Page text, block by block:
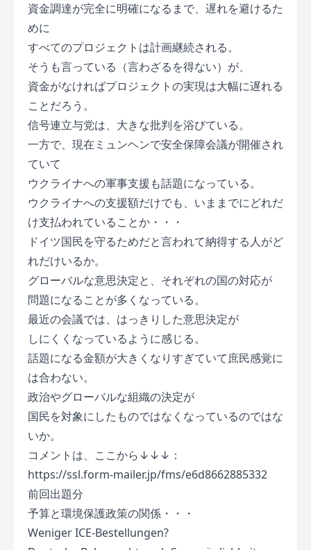
資金調達が完全に明確になるまで、遅れを避けるた
めに
すべてのプロジェクトは計画継続される。
そうも言っている（言わざるを得ない）が、
資金がなければプロジェクトの実現は大幅に遅れる
ことだろう。
信号連立与党は、大きな批判を浴びている。
一方で、現在ミュンヘンで安全保障会議が開催され
ていて
ウクライナへの軍事支援も話題になっている。
ウクライナへの支援額だけでも、いままでにどれだ
け支払われていることか・・・
ドイツ国民を守るためだと言われて納得する人がど
れだけいるか。
グローバルな意思決定と、それぞれの国の対応が
問題になることが多くなっている。
最近の会議では、はっきりした意思決定が
しにくくなっているように感じる。
話題になる金額が大きくなりすぎていて庶民感覚に
は合わない。
政治やグローバルな組織の決定が
国民を対象にしたものではなくなっているのではな
いか。
コメントは、ここから↓↓↓：
https://ssl.form-mailer.jp/fms/e6d8662885332
前回出題分
予算と環境保護政策の関係・・・
Weniger ICE-Bestellungen?